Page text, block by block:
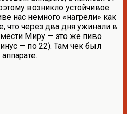
возникло устойчивое
нас немного «нагрели» как
что через два дня ужинали в
Миру — это же пиво
— по 22). Там чек был